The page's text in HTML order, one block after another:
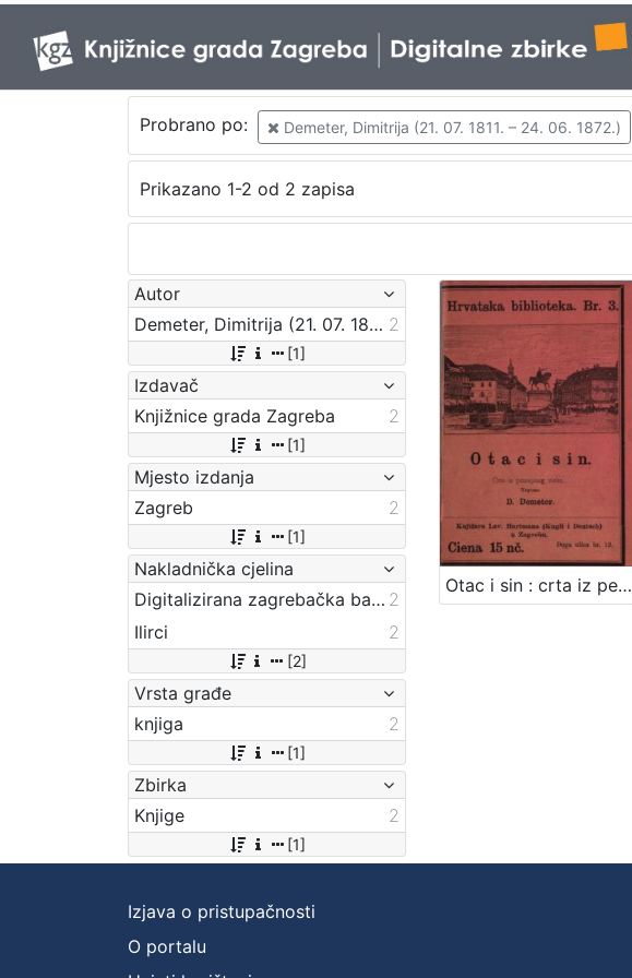
Probrano po: Demeter, Dimitrija (21. 07. 1811. – 24. 06. 1872.)
Prikazano 1-2 od 2 zapisa
Autor
Demeter, Dimitrija (21. 07. 1811. – 24. 06. 1872.) 2
[1]
Izdavač
Knjižnice grada Zagreba
2
[1]
Mjesto izdanja
Zagreb
2
[1]
Nakladnička cjelina
Digitalizirana zagrebačka baština 2
Ilirci
2
[2]
Vrsta građe
knjiga
2
[1]
Zbirka
Knjige
2
[1]
Otac i sin : crta iz petnajstog vieka / pripovieda ju D. Demeter
Izjava o pristupačnosti
O portalu